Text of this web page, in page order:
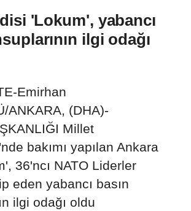
'Lokum', yabancı
ilgi odağı
Emirhan
ANKARA, (DHA)-
Millet
bakımı yapılan Ankara
36'ncı NATO Liderler
eden yabancı basın
ilgi odağı oldu